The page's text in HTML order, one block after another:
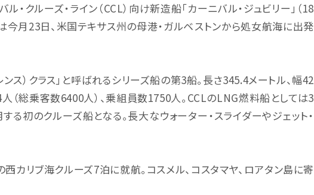
・クルーズ・ライン（CCL）向け新造船「カーニバル・ジュビリー」（18
今月23日、米国テキサス州の母港・ガルベストンから処女航海に出発
ス）クラス」と呼ばれるシリーズ船の第3船。長さ345.4メートル、幅42
（総乗客数6400人）、乗組員数1750人。CCLのLNG燃料船としては3
る初のクルーズ船となる。長大なウォーター・スライダーやジェット・
カリブ海クルーズ7泊に就航。コスメル、コスタマヤ、ロアタン島に寄